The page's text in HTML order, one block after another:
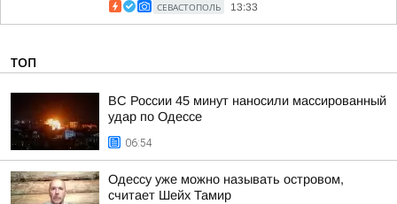
СЕВАСТОПОЛЬ 13:33
ТОП
ВС России 45 минут наносили массированный
удар по Одессе
06:54
Одессу уже можно называть островом,
считает Шейх Тамир